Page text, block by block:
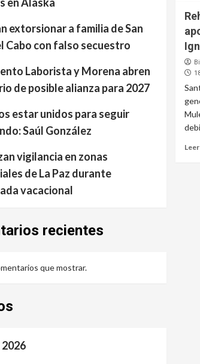
extorsionar a familia de San
Cabo con falso secuestro
Laborista y Morena abren
de posible alianza para 2027
estar unidos para seguir
Saúl González
vigilancia en zonas
de La Paz durante
vacacional
recientes
que mostrar.